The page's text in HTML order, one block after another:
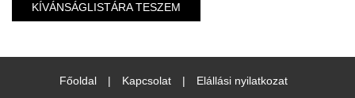
KÍVÁNSÁGLISTÁRA TESZEM
Főoldal | Kapcsolat | Elállási nyilatkozat